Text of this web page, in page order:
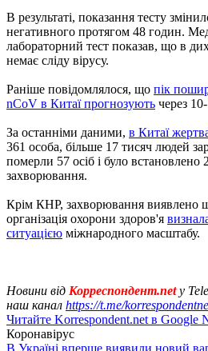
В результаті, показання тесту
негативного протягом 48 годин.
лабораторний тест показав, що в
немає сліду вірусу.
Раніше повідомлялося, що пік
nCoV в Китаї прогнозують через
За останніми даними, в Китаї
361 особа, більше 17 тисяч людей
померли 57 осіб і було встановлено
захворювання.
Крім КНР, захворювання виявлено
організація охорони здоров'я
ситуацією міжнародного масштабу.
Новини від Корреспондент.net у
наш канал https://t.me/
Читайте Korrespondent.net в Google
Коронавірус
В Україні вперше виявили новий